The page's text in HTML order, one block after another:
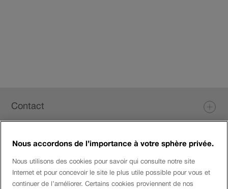
de
page
Contact
Login eServices
Médias sociaux
Nous accordons de l’importance à votre sphère privée.
Nous utilisons des cookies pour savoir qui consulte notre site
Internet et pour concevoir le site le plus utile possible pour vous et
continuer de l’améliorer. Certains cookies proviennent de nos